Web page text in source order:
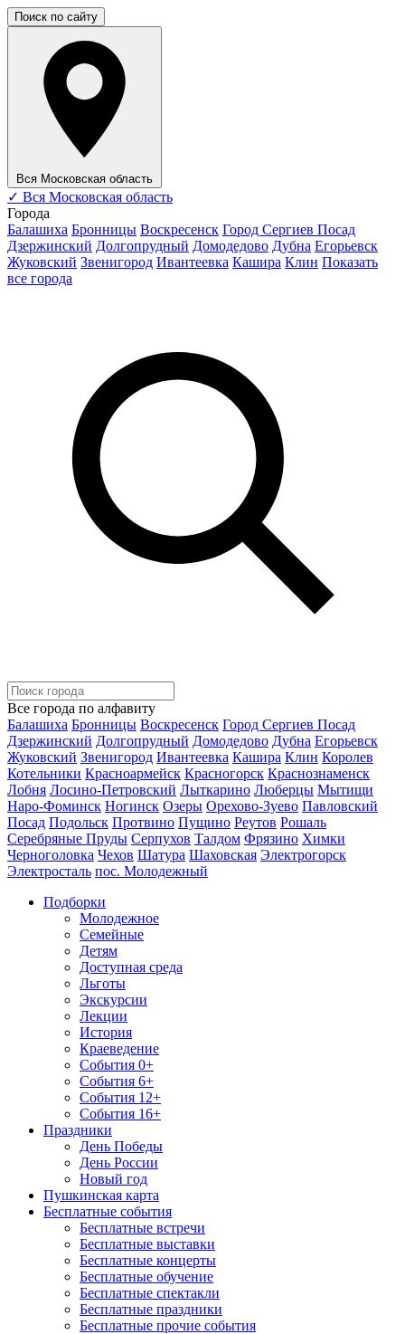
Поиск по сайту
Вся Московская область
✓ Вся Московская область
Города
Балашиха Бронницы Воскресенск Город Сергиев Посад
Дзержинский Долгопрудный Домодедово Дубна Егорьевск
Жуковский Звенигород Ивантеевка Кашира Клин Показать
все города
Все города по алфавиту
Балашиха Бронницы Воскресенск Город Сергиев Посад
Дзержинский Долгопрудный Домодедово Дубна Егорьевск
Жуковский Звенигород Ивантеевка Кашира Клин Королев
Котельники Красноармейск Красногорск Краснознаменск
Лобня Лосино-Петровский Лыткарино Люберцы Мытищи
Наро-Фоминск Ногинск Озеры Орехово-Зуево Павловский
Посад Подольск Протвино Пущино Реутов Рошаль
Серебряные Пруды Серпухов Талдом Фрязино Химки
Черноголовка Чехов Шатура Шаховская Электрогорск
Электросталь пос. Молодежный
Подборки
Молодежное
Семейные
Детям
Доступная среда
Льготы
Экскурсии
Лекции
История
Краеведение
События 0+
События 6+
События 12+
События 16+
Праздники
День Победы
День России
Новый год
Пушкинская карта
Бесплатные события
Бесплатные встречи
Бесплатные выставки
Бесплатные концерты
Бесплатные обучение
Бесплатные спектакли
Бесплатные праздники
Бесплатные прочие события